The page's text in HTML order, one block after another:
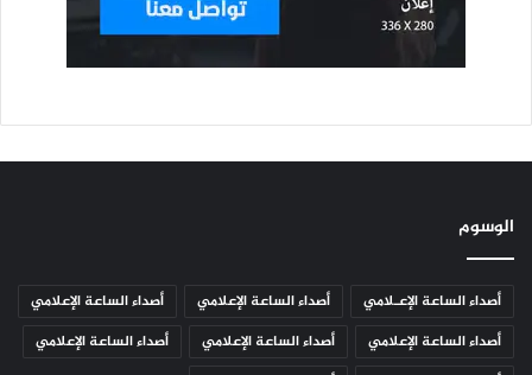
الوسوم
أصداء الساعة الإعـلامي أصداء الساعة الإعلامي
أصداء الساعة الإعلامي
أصداء الساعة الإعلامي
أصداء الساعة الإعلامي
أصداء الساعة الإعلامي